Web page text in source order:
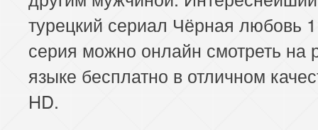
турецкий сериал Чёрная любовь
серия можно онлайн смотреть на
языке бесплатно в отличном
HD.